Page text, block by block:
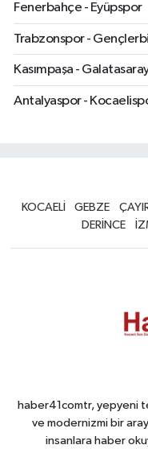
Fenerbahçe - Eyüpspor
Trabzonspor -
Kasımpaşa -
Antalyaspor -
KOCAELİ GEBZE
DERİNCE
haber41comtr, yepyeni
ve modernizmi bir
insanlara haber